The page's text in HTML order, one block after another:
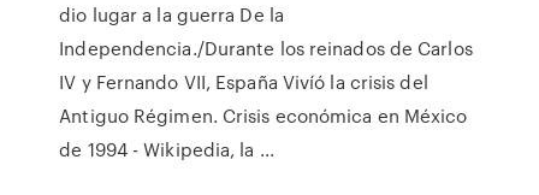
dio lugar a la guerra De la
Independencia./Durante los reinados de Carlos
IV y Fernando VII, España Vivíó la crisis del
Antiguo Régimen. Crisis económica en México
de 1994 - Wikipedia, la ...